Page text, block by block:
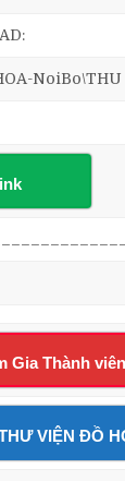
Gia Thành
VIỆN ĐỒ